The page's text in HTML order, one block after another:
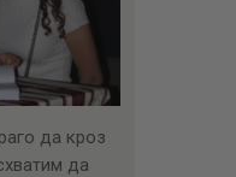
да кроз
да